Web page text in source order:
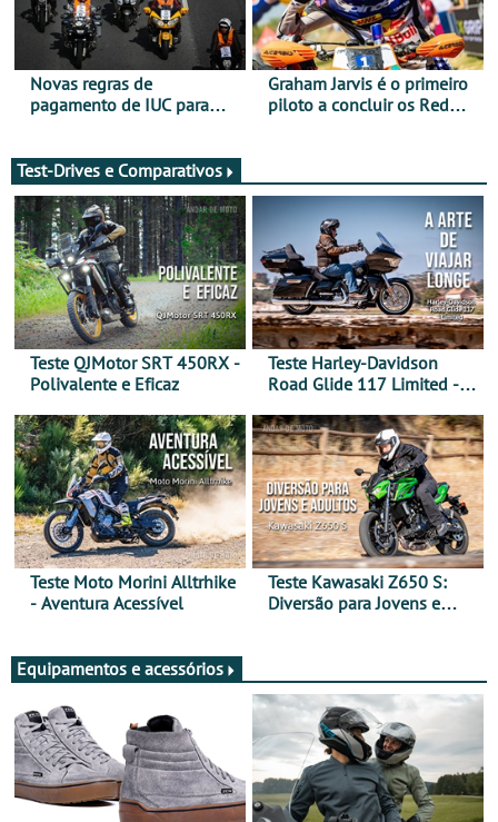
Novas regras de
pagamento de IUC para
Graham Jarvis é o primeiro
piloto a concluir os Red
Test-Drives e Comparativos
Teste QJMotor SRT 450RX -
Polivalente e Eficaz
Teste Harley-Davidson
Road Glide 117 Limited - A
Teste Moto Morini Alltrhike
- Aventura Acessível
Teste Kawasaki Z650 S:
Diversão para Jovens e
Equipamentos e acessórios